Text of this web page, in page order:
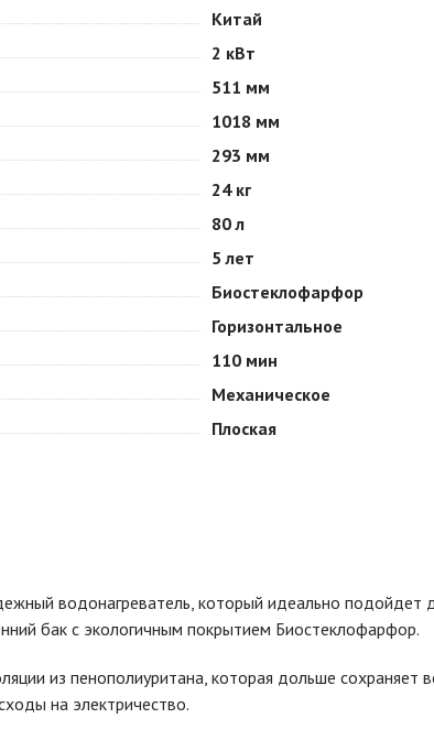
Китай
2 кВт
511 мм
1018 мм
293 мм
24 кг
80 л
5 лет
Биостеклофарфор
Горизонтальное
110 мин
Механическое
Плоская
водонагреватель, который идеально подойдет
бак с экологичным покрытием Биостеклофарфор.
из пенополиуритана, которая дольше сохраняет
на электричество.